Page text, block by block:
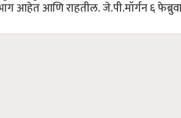
आणि राहतील. जे.पी.मॉर्गन ६